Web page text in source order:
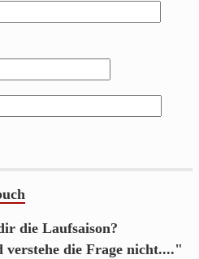
die Laufsaison?
verstehe die Frage nicht...."